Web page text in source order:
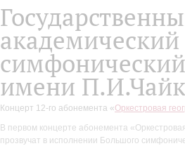
имени
Концерт 12-го абонемента «Оркестровая
В первом концерте абонемента
прозвучат в исполнении Большого